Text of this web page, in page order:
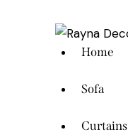
Home
Sofa
Curtains